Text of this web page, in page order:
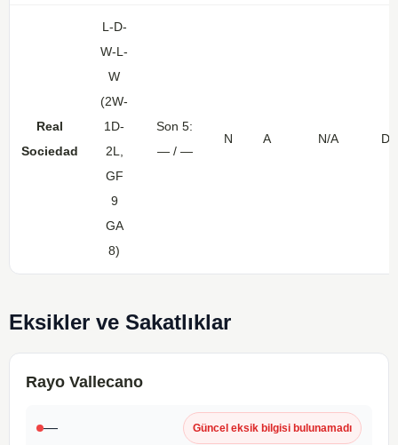
Real
Sociedad
L-D-
W-L-
W
(2W-
1D-
2L,
GF
9
GA
8)
Son 5:
— / —
N A N/A
Eksikler ve Sakatlıklar
Rayo Vallecano
— Güncel eksik bilgisi bulunamadı